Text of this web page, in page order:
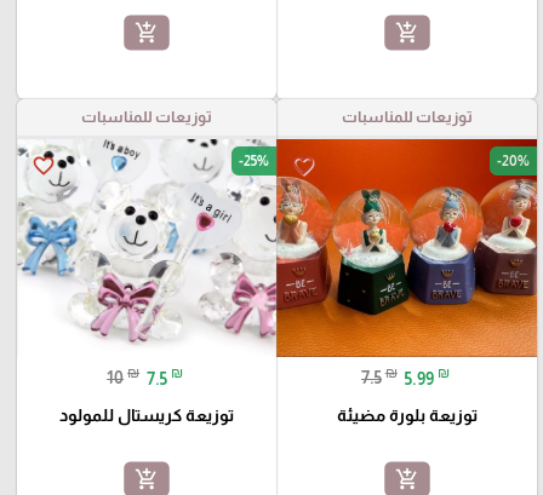
add_shopping_cart
add_shopping_cart
توزيعات للمناسبات
favorite_border -20%
7.5 ₪ 5.99 ₪
توزيعة بلورة مضيئة
add_shopping_cart
توزيعات للمناسبات
favorite_border -25%
10 ₪ 7.5 ₪
توزيعة كريستال للمولود
add_shopping_cart